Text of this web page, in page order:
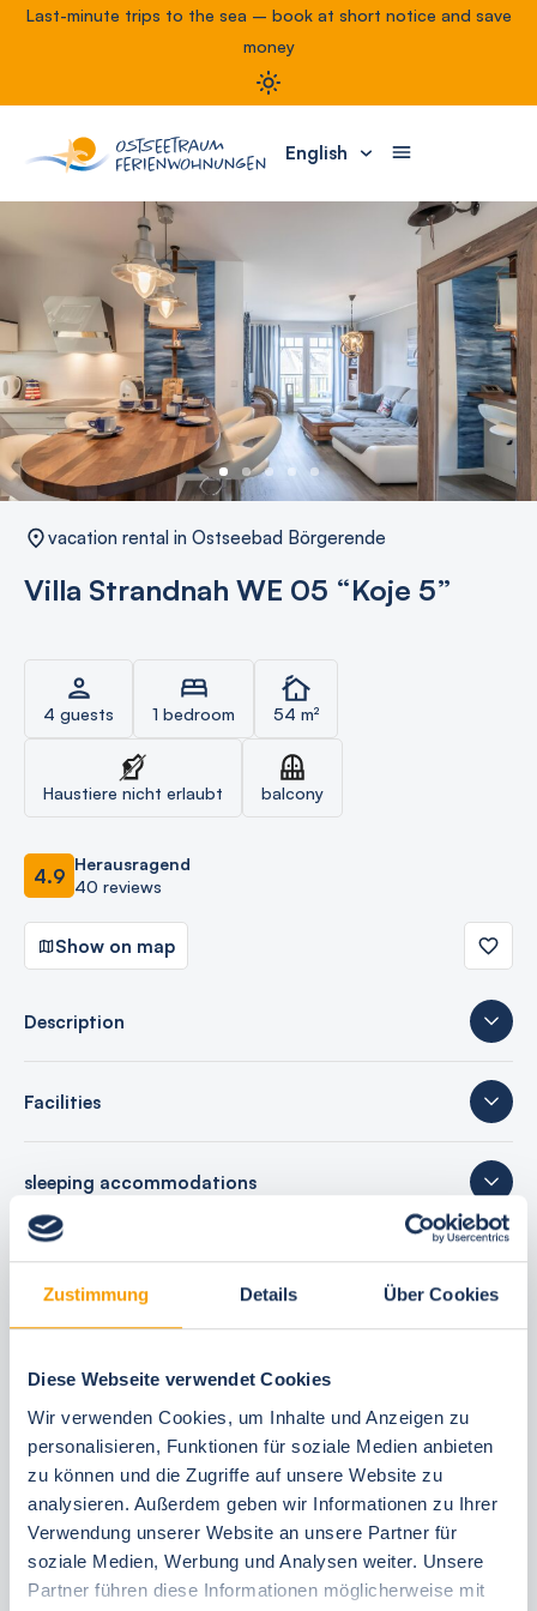
Zustimmung Details Über Cookies
Diese Webseite verwendet Cookies
Wir verwenden Cookies, um Inhalte und Anzeigen zu
personalisieren, Funktionen für soziale Medien anbieten
zu können und die Zugriffe auf unsere Website zu
analysieren. Außerdem geben wir Informationen zu Ihrer
Verwendung unserer Website an unsere Partner für
soziale Medien, Werbung und Analysen weiter. Unsere
Partner führen diese Informationen möglicherweise mit
Last-minute trips to the sea – book at short notice and save
money
English
vacation rental in Ostseebad Börgerende
Villa Strandnah WE 05 “Koje 5”
4 guests 1 bedroom 54 m²
Haustiere nicht erlaubt balcony
4.9 Herausragend
40 reviews
Show on map
Description
Facilities
sleeping accommodations
40 reviews
best price guarantee
Reserve free of charge for 24 hours
30 Tage vor Anreise kostenfrei stornieren
Flexible arrival and departure 24/7
Personal consultations